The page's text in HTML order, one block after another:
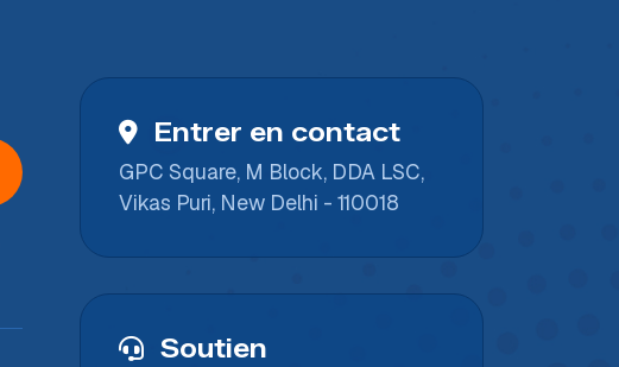
Entrer en contact
GPC Square, M Block, DDA LSC,
Vikas Puri, New Delhi - 110018
Soutien